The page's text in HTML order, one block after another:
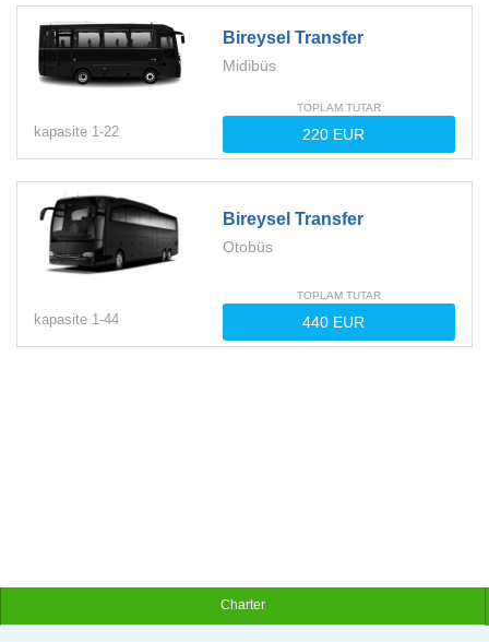
Bireysel Transfer
Midibüs
kapasite 1-22
TOPLAM TUTAR
Bireysel Transfer
Otobüs
kapasite 1-44
TOPLAM TUTAR
Charter